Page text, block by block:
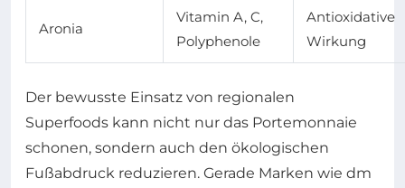
Aronia
Vitamin A, C,
Polyphenole
Antioxidative
Wirkung
Der bewusste Einsatz von regionalen
Superfoods kann nicht nur das Portemonnaie
schonen, sondern auch den ökologischen
Fußabdruck reduzieren. Gerade Marken wie dm